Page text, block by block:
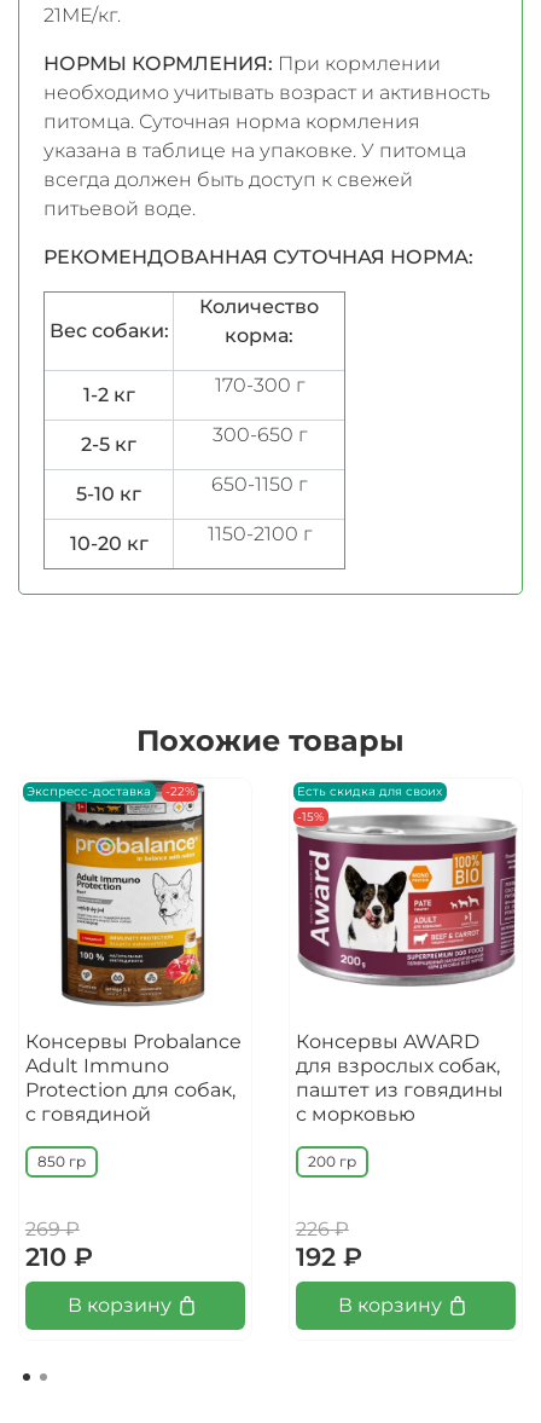
21МЕ/кг.
НОРМЫ КОРМЛЕНИЯ: При кормлении
необходимо учитывать возраст и активность
питомца. Суточная норма кормления
указана в таблице на упаковке. У питомца
всегда должен быть доступ к свежей
питьевой воде.
РЕКОМЕНДОВАННАЯ СУТОЧНАЯ НОРМА:
Вес собаки:
Количество
корма:
1-2 кг 170-300 г
2-5 кг 300-650 г
5-10 кг 650-1150 г
10-20 кг 1150-2100 г
Похожие товары
Экспресс-доставка -22%
Консервы Probalance
Adult Immuno
Protection для собак,
с говядиной
850 гр
269 ₽
210 ₽
В корзину
Есть скидка для своих
-15%
Консервы AWARD
для взрослых собак,
паштет из говядины
с морковью
200 гр
226 ₽
192 ₽
В корзину